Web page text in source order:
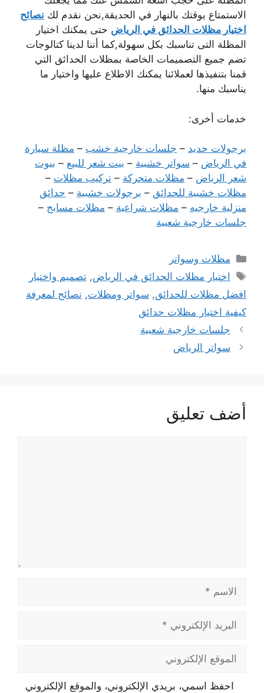
الاستمتاع بوقتك بالنهار في الحديقة,نحن نقدم لك نصائح
اختيار مظلات الحدائق في الرياض حتى يمكنك اختيار
المظلة التى تناسبك بكل سهولة,كما أننا لدينا كتالوجات
تضم جميع التصميمات الخاصة بمظلات الحدائق التي
قمنا بتنفيذها لعملائنا يمكنك الاطلاع عليها واختيار ما
يناسبك منها.
خدمات أخرى:
برجولات حديد – جلسات خارجية خشب – مظلة سيارة
في الرياض – سواتر خشبية – بيت شعر للبيع – بيوت
شعر الرياض – مظلات متحركة – تركيب مظلات –
مظلات خشبية للحدائق – برجولات خشبية – حدائق
منزلية خارجيه – مظلات شراعية – مظلات مسابح –
جلسات خارجية شعبية
التصنيفات
مظلات وسواتر
الوسوم
اختيار مظلات الحدائق في الرياض,تصميم واختيار
افضل مظلات للحدائق, سواتر ومظلات, نصائح لمعرفة
كيفية اختيار مظلات حدائق
تصفّح
المقالات
جلسات خارجية شعبية
سواتر الرياض
أضف تعليق
الاسم
البريد
الإلكتروني
الموقع
الإلكتروني
احفظ اسمي، بريدي الإلكتروني، والموقع الإلكتروني